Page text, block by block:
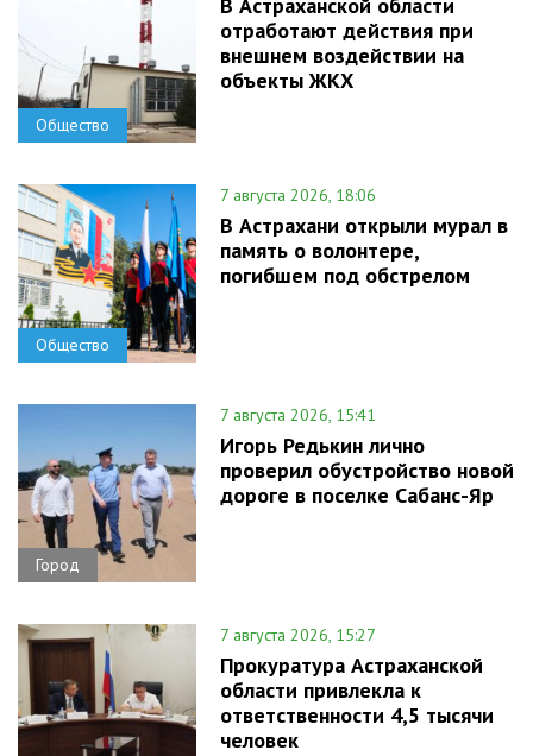
Общество
В Астраханской области
отработают действия при
внешнем воздействии на
объекты ЖКХ
Общество
7 августа 2026, 18:06
В Астрахани открыли мурал в
память о волонтере,
погибшем под обстрелом
Город
7 августа 2026, 15:41
Игорь Редькин лично
проверил обустройство новой
дороге в поселке Сабанс-Яр
7 августа 2026, 15:27
Прокуратура Астраханской
области привлекла к
ответственности 4,5 тысячи
человек